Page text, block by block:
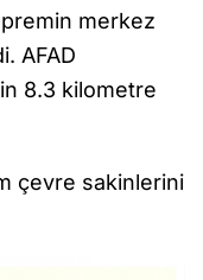
merkez
AFAD
8.3 kilometre
çevre sakinlerini